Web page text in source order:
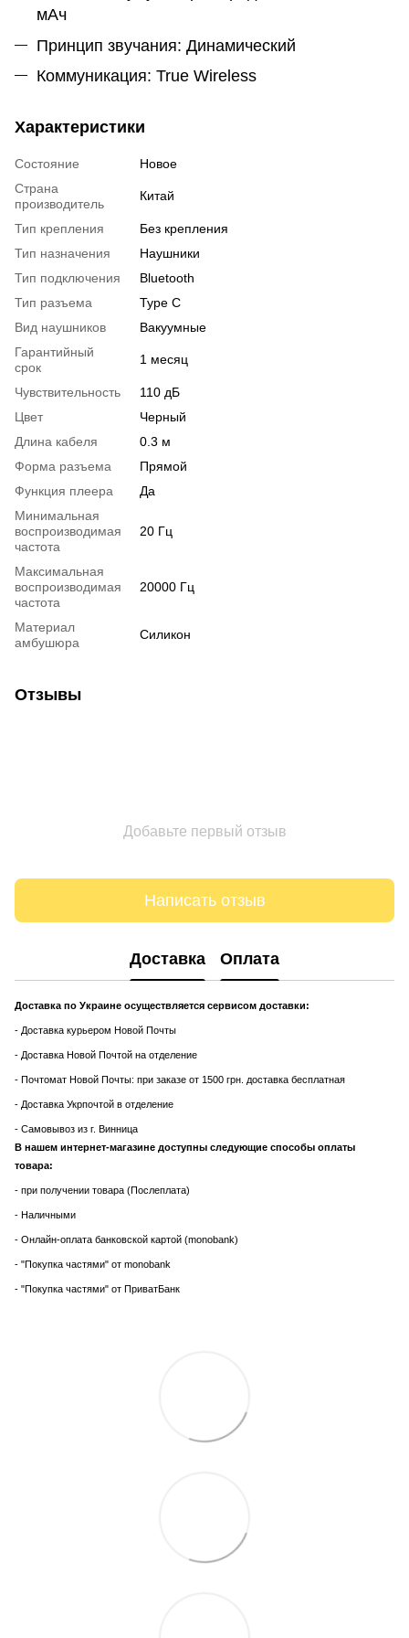
мАч
Принцип звучания: Динамический
Коммуникация: True Wireless
Характеристики
Состояние
Новое
Страна
производитель
Китай
Тип крепления
Без крепления
Тип назначения
Наушники
Тип подключения
Bluetooth
Тип разъема
Type C
Вид наушников
Вакуумные
Гарантийный
срок
1 месяц
Чувствительность
110 дБ
Цвет
Черный
Длина кабеля
0.3 м
Форма разъема
Прямой
Функция плеера
Да
Минимальная
воспроизводимая
частота
20 Гц
Максимальная
воспроизводимая
частота
20000 Гц
Материал
амбушюра
Силикон
Отзывы
Добавьте первый отзыв
Написать отзыв
Доставка Оплата
Доставка по Украине осуществляется сервисом доставки:
- Доставка курьером Новой Почты
- Доставка Новой Почтой на отделение
- Почтомат Новой Почты: при заказе от 1500 грн. доставка бесплатная
- Доставка Укрпочтой в отделение
- Самовывоз из г. Винница
В нашем интернет-магазине доступны следующие способы оплаты
товара:
- при получении товара (Послеплата)
- Наличными
- Онлайн-оплата банковской картой (monobank)
- "Покупка частями" от monobank
- "Покупка частями" от ПриватБанк